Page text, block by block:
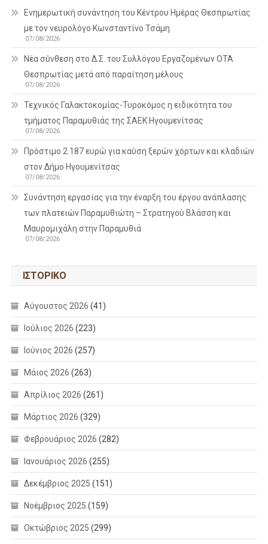
Ενημερωτική συνάντηση του Κέντρου Ημέρας Θεσπρωτίας
με τον νευρολόγο Κωνσταντίνο Τσάμη
07/08/2026
Νέα σύνθεση στο Δ.Σ. του Συλλόγου Εργαζομένων ΟΤΑ
Θεσπρωτίας μετά από παραίτηση μέλους
07/08/2026
Τεχνικός Γαλακτοκομίας-Τυροκόμος η ειδικότητα του
τμήματος Παραμυθιάς της ΣΑΕΚ Ηγουμενίτσας
07/08/2026
Πρόστιμο 2.187 ευρώ για καύση ξερών χόρτων και κλαδιών
στον Δήμο Ηγουμενίτσας
07/08/2026
Συνάντηση εργασίας για την έναρξη του έργου ανάπλασης
των πλατειών Παραμυθιώτη – Στρατηγού Βλάσση και
Μαυρομιχάλη στην Παραμυθιά
07/08/2026
ΙΣΤΟΡΙΚΌ
Αύγουστος 2026 (41)
Ιούλιος 2026 (223)
Ιούνιος 2026 (257)
Μάιος 2026 (263)
Απρίλιος 2026 (261)
Μάρτιος 2026 (329)
Φεβρουάριος 2026 (282)
Ιανουάριος 2026 (255)
Δεκέμβριος 2025 (151)
Νοέμβριος 2025 (159)
Οκτώβριος 2025 (299)